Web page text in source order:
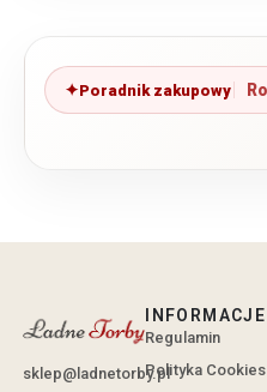
Poradnik zakupowy
sklep@ladnetorby.pl
INFORMACJE
Regulamin
Polityka Cookies